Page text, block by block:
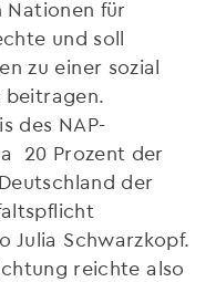
Nationen für
und soll
zu einer sozial
des NAP-
20 Prozent der
der
Julia Schwarzkopf.
reichte also